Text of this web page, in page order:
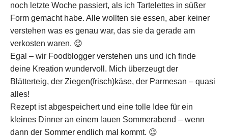
noch letzte Woche passiert, als ich Tartelettes in süßer
Form gemacht habe. Alle wollten sie essen, aber keiner
verstehen was es genau war, das sie da gerade am
verkosten waren. 😉
Egal – wir Foodblogger verstehen uns und ich finde
deine Kreation wundervoll. Mich überzeugt der
Blätterteig, der Ziegen(frisch)käse, der Parmesan – quasi
alles!
Rezept ist abgespeichert und eine tolle Idee für ein
kleines Dinner an einem lauen Sommerabend – wenn
dann der Sommer endlich mal kommt. 😉